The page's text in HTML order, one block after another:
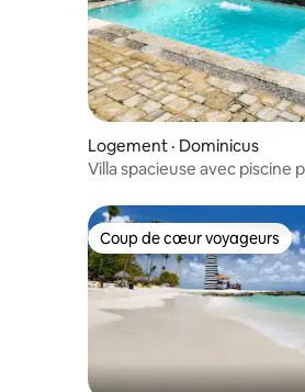
Logement · Dominicus
Villa spacieuse avec piscine
Coup de cœur voyageurs
Coup de cœur voyageurs